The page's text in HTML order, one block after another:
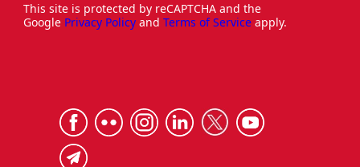
This site is protected by reCAPTCHA and the
Google Privacy Policy and Terms of Service apply.